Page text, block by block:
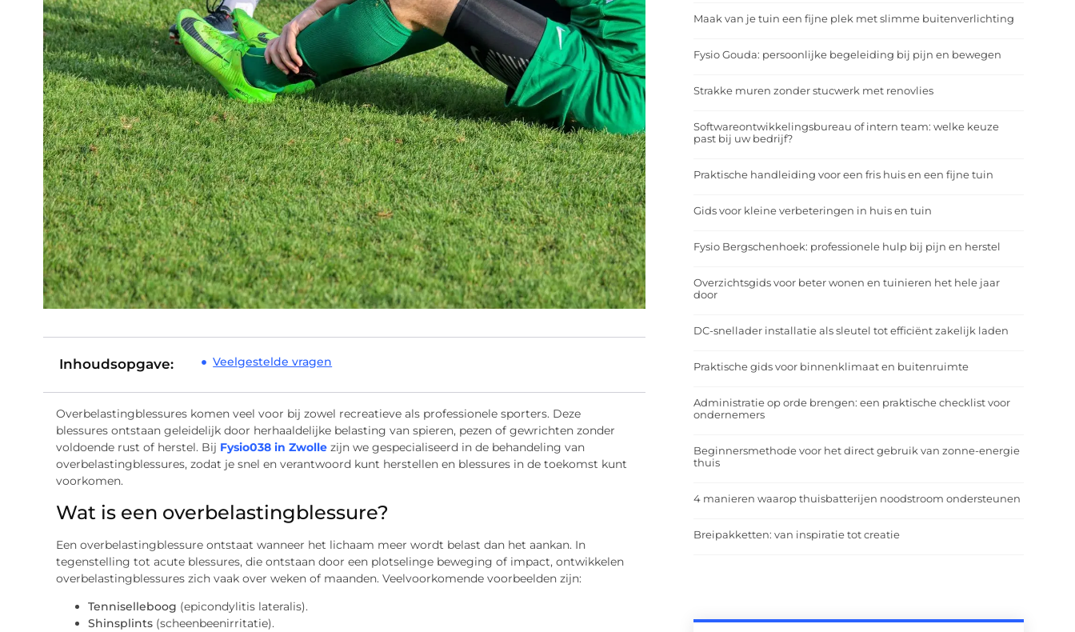
Inhoudsopgave: Veelgestelde vragen
Overbelastingblessures komen veel voor bij zowel recreatieve als professionele sporters. Deze
blessures ontstaan geleidelijk door herhaaldelijke belasting van spieren, pezen of gewrichten zonder
voldoende rust of herstel. Bij Fysio038 in Zwollezijn we gespecialiseerd in de behandeling van
overbelastingblessures, zodat je snel en verantwoord kunt herstellen en blessures in de toekomst kunt
voorkomen.
Wat is een overbelastingblessure?
Een overbelastingblessure ontstaat wanneer het lichaam meer wordt belast dan het aankan. In
tegenstelling tot acute blessures, die ontstaan door een plotselinge beweging of impact, ontwikkelen
overbelastingblessures zich vaak over weken of maanden. Veelvoorkomende voorbeelden zijn:
Tenniselleboog (epicondylitis lateralis).
Shinsplints(scheenbeenirritatie).
Maak van je tuin een fijne plek met slimme buitenverlichting
Fysio Gouda: persoonlijke begeleiding bij pijn en bewegen
Strakke muren zonder stucwerk met renovlies
Softwareontwikkelingsbureau of intern team: welke keuze
past bij uw bedrijf?
Praktische handleiding voor een fris huis en een fijne tuin
Gids voor kleine verbeteringen in huis en tuin
Fysio Bergschenhoek: professionele hulp bij pijn en herstel
Overzichtsgids voor beter wonen en tuinieren het hele jaar
door
DC-snellader installatie als sleutel tot efficiënt zakelijk laden
Praktische gids voor binnenklimaat en buitenruimte
Administratie op orde brengen: een praktische checklist voor
ondernemers
Beginnersmethode voor het direct gebruik van zonne-energie
thuis
4 manieren waarop thuisbatterijen noodstroom ondersteunen
Breipakketten: van inspiratie tot creatie